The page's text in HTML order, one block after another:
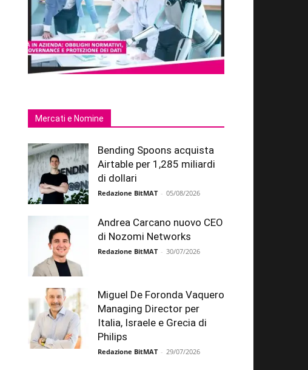
Mercati e Nomine
Bending Spoons acquista
Airtable per 1,285 miliardi
di dollari
Redazione BitMAT - 05/08/2026
Andrea Carcano nuovo CEO
di Nozomi Networks
Redazione BitMAT - 30/07/2026
Miguel De Foronda Vaquero
Managing Director per
Italia, Israele e Grecia di
Philips
Redazione BitMAT - 29/07/2026